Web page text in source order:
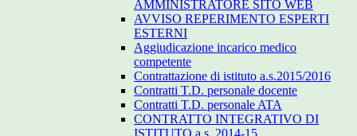
AMMINISTRATORE SITO WEB
AVVISO REPERIMENTO ESPERTI
ESTERNI
Aggiudicazione incarico medico
competente
Contrattazione di istituto a.s.2015/2016
Contratti T.D. personale docente
Contratti T.D. personale ATA
CONTRATTO INTEGRATIVO DI